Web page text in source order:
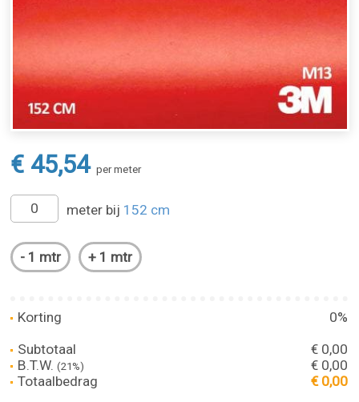
€ 45,54 per meter
meter bij 152 cm
Korting
0%
Subtotaal
€ 0,00
B.T.W.(21%)
€ 0,00
Totaalbedrag
€ 0,00